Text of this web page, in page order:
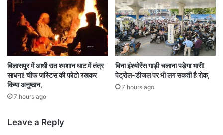
बिलासपुर में आधी रात श्मशान घाट में तंत्र
साधना! चीफ जस्टिस की फोटो रखकर
किया अनुष्ठान,
7 hours ago
बिना इंश्योरेंस गाड़ी चलाना पड़ेगा भारी!
पेट्रोल-डीजल पर भी लग सकती है रोक,
7 hours ago
Leave a Reply